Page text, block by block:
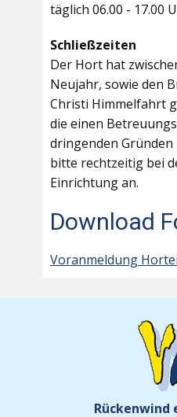
täglich 06.00 - 17.00
Schließzeiten
Der Hort hat
Neujahr, sowie den
Christi Himmelfahrt
die einen
dringenden Gründen
bitte rechtzeitig bei
Einrichtung an.
Download
Voranmeldung
Rückenwind